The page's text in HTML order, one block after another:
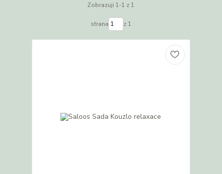
Zobrazuji 1-1 z 1
strana z 1